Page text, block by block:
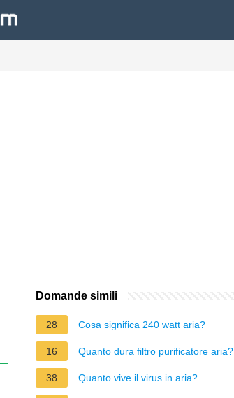
Domande simili
28 Cosa significa 240 watt aria?
16 Quanto dura filtro purificatore aria?
38 Quanto vive il virus in aria?